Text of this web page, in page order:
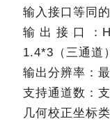
输入接口等同
输 出 接 口 ：
1.4*3（三通道
输出分辨率：
支持通道数：
几何校正坐标